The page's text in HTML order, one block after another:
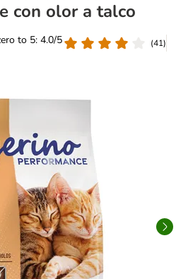
con olor a talco
to 5: 4.0/5
(41)